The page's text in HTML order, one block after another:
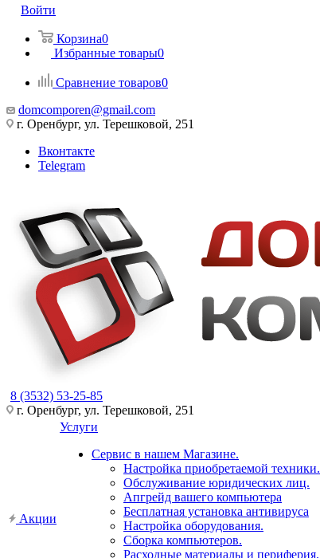
Войти
Корзина0
Избранные товары0
Сравнение товаров0
domcomporen@gmail.com
г. Оренбург, ул. Терешковой, 251
Вконтакте
Telegram
8 (3532) 53-25-85
г. Оренбург, ул. Терешковой, 251
Акции
Услуги
Сервис в нашем Магазине.
Настройка приобретаемой техники.
Обслуживание юридических лиц.
Апгрейд вашего компьютера
Бесплатная установка антивируса
Настройка оборудования.
Сборка компьютеров.
Расходные материалы и периферия.